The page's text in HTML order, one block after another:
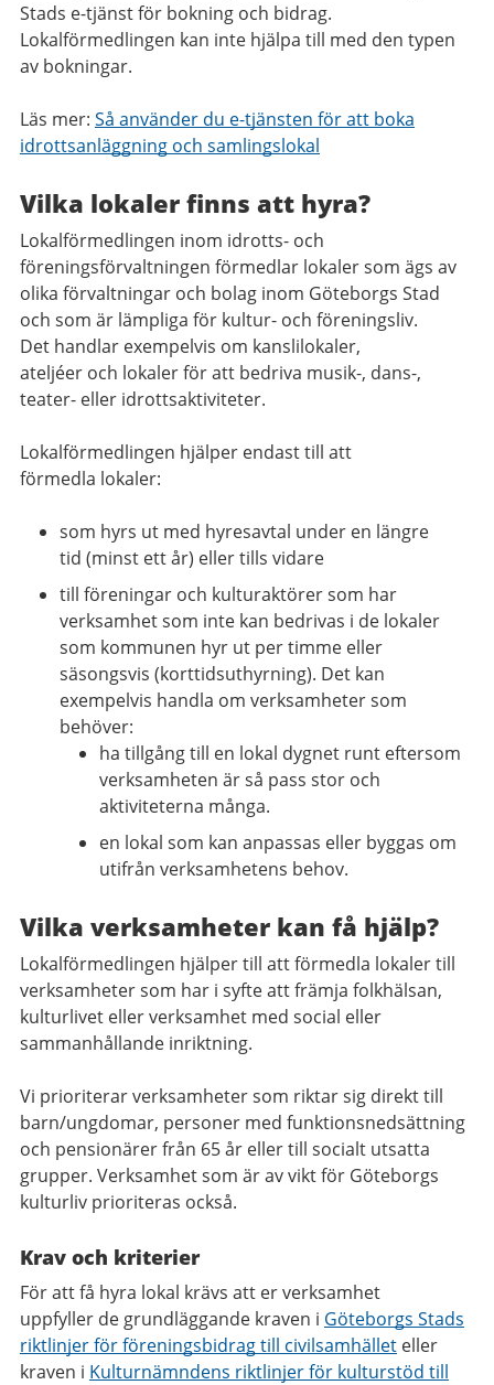
Stads e-tjänst för bokning och bidrag.
Lokalförmedlingen kan inte hjälpa till med den typen
av bokningar.
Läs mer: Så använder du e-tjänsten för att boka
idrottsanläggning och samlingslokal
Vilka lokaler finns att hyra?
Lokalförmedlingen inom idrotts- och
föreningsförvaltningen förmedlar lokaler som ägs av
olika förvaltningar och bolag inom Göteborgs Stad
och som är lämpliga för kultur- och föreningsliv.
Det handlar exempelvis om kanslilokaler,
ateljéer och lokaler för att bedriva musik-, dans-,
teater- eller idrottsaktiviteter.
Lokalförmedlingen hjälper endast till att
förmedla lokaler:
som hyrs ut med hyresavtal under en längre
tid (minst ett år) eller tills vidare
till föreningar och kulturaktörer som har
verksamhet som inte kan bedrivas i de lokaler
som kommunen hyr ut per timme eller
säsongsvis (korttidsuthyrning). Det kan
exempelvis handla om verksamheter som
behöver:
ha tillgång till en lokal dygnet runt eftersom
verksamheten är så pass stor och
aktiviteterna många.
en lokal som kan anpassas eller byggas om
utifrån verksamhetens behov.
Vilka verksamheter kan få hjälp?
Lokalförmedlingen hjälper till att förmedla lokaler till
verksamheter som har i syfte att främja folkhälsan,
kulturlivet eller verksamhet med social eller
sammanhållande inriktning.
Vi prioriterar verksamheter som riktar sig direkt till
barn/ungdomar, personer med funktionsnedsättning
och pensionärer från 65 år eller till socialt utsatta
grupper. Verksamhet som är av vikt för Göteborgs
kulturliv prioriteras också.
Krav och kriterier
För att få hyra lokal krävs att er verksamhet
uppfyller de grundläggande kraven i Göteborgs Stads
riktlinjer för föreningsbidrag till civilsamhället eller
kraven i Kulturnämndens riktlinjer för kulturstöd till